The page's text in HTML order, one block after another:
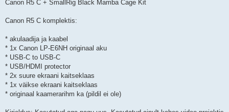
Canon R5 C + SmallRig Black Mamba Cage Kit
Canon R5 C komplektis:
* akulaadija ja kaabel
* 1x Canon LP-E6NH originaal aku
* USB-C to USB-C
* USB/HDMI protector
* 2x suure ekraani kaitseklaas
* 1x väikse ekraani kaitseklaas
* originaal kaamerarihm ka (pildil ei ole)